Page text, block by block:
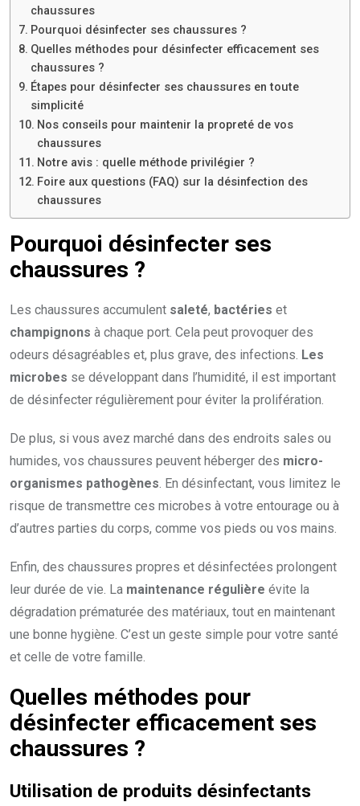
chaussures
Pourquoi désinfecter ses chaussures ?
Quelles méthodes pour désinfecter efficacement ses
chaussures ?
Étapes pour désinfecter ses chaussures en toute
simplicité
Nos conseils pour maintenir la propreté de vos
chaussures
Notre avis : quelle méthode privilégier ?
Foire aux questions (FAQ) sur la désinfection des
chaussures
Pourquoi désinfecter ses
chaussures ?
Les chaussures accumulent saleté, bactéries et
champignons à chaque port. Cela peut provoquer des
odeurs désagréables et, plus grave, des infections. Les
microbes se développant dans l’humidité, il est important
de désinfecter régulièrement pour éviter la prolifération.
De plus, si vous avez marché dans des endroits sales ou
humides, vos chaussures peuvent héberger des micro-
organismes pathogènes. En désinfectant, vous limitez le
risque de transmettre ces microbes à votre entourage ou à
d’autres parties du corps, comme vos pieds ou vos mains.
Enfin, des chaussures propres et désinfectées prolongent
leur durée de vie. La maintenance régulière évite la
dégradation prématurée des matériaux, tout en maintenant
une bonne hygiène. C’est un geste simple pour votre santé
et celle de votre famille.
Quelles méthodes pour
désinfecter efficacement ses
chaussures ?
Utilisation de produits désinfectants